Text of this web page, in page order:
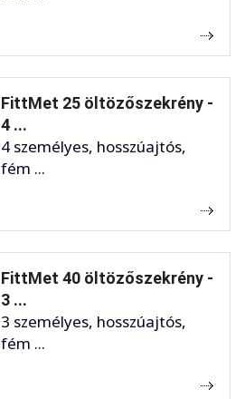
FittMet 25 öltözőszekrény -
4 ...
4 személyes, hosszúajtós,
fém ...
FittMet 40 öltözőszekrény -
3 ...
3 személyes, hosszúajtós,
fém ...